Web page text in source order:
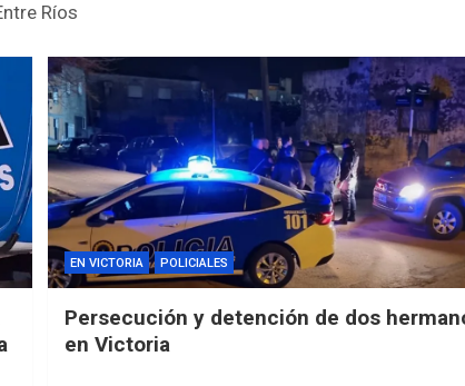
Ríos
EN VICTORIA POLICIALES
Persecución y detención de dos
en Victoria